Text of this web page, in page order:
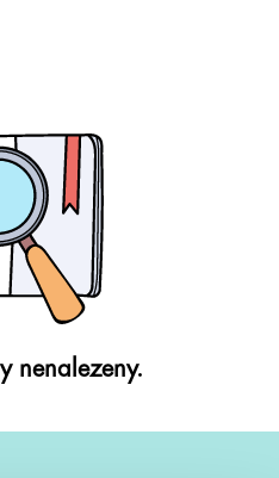
nenalezeny.